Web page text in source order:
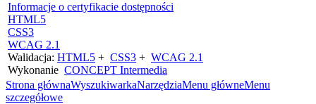
Informacje o certyfikacie dostępności
HTML5
CSS3
WCAG 2.1
Walidacja: HTML5 + CSS3 + WCAG 2.1
Wykonanie CONCEPT Intermedia
Strona głównaWyszukiwarkaNarzędziaMenu główneMenu
szczegółowe